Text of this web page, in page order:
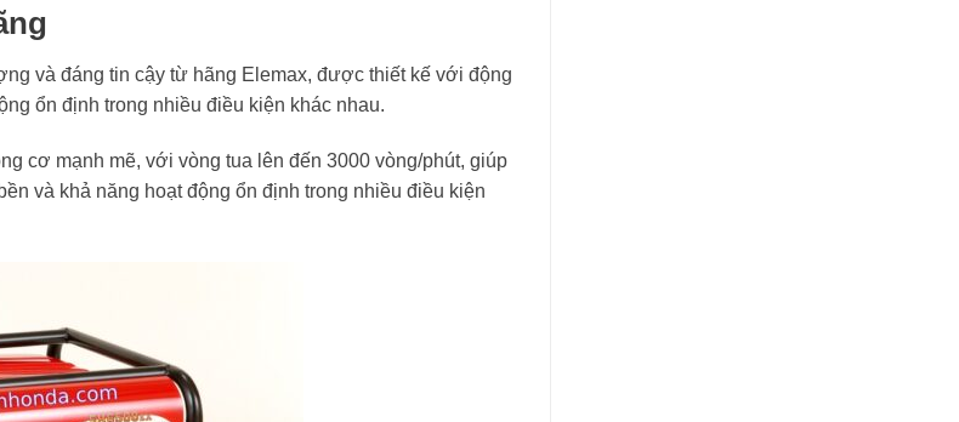
và đáng tin cậy từ hãng Elemax, được thiết kế với động
ổn định trong nhiều điều kiện khác nhau.
cơ mạnh mẽ, với vòng tua lên đến 3000 vòng/phút, giúp
và khả năng hoạt động ổn định trong nhiều điều kiện